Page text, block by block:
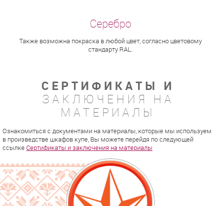
Также возможна покраска в любой цвет, согласно цветовому
стандарту RAL.
СЕРТИФИКАТЫ И
ЗАКЛЮЧЕНИЯ НА
МАТЕРИАЛЫ
Ознакомиться с документами на материалы, которые мы используем
в произведстве шкафов купе, Вы можете перейдя по следующей
ссылкеСертификаты и заключения на материалы